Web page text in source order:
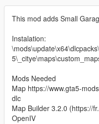
This mod adds Small
Instalation:
Mods Needed
Map https://www.gta5-
dlc
Map Builder 3.2.0 (https://
OpenIV